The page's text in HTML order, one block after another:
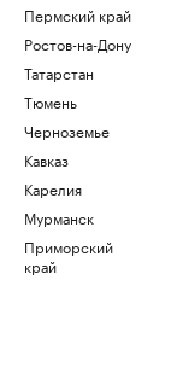
Пермский край
Ростов-на-Дону
Татарстан
Тюмень
Черноземье
Кавказ
Карелия
Мурманск
Приморский
край